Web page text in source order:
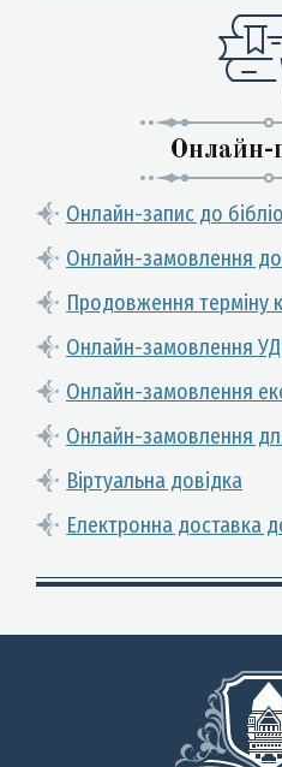
Онлайн-
Онлайн-запис до
Онлайн-замовлення
Продовження терміну
Онлайн-замовлення
Онлайн-замовлення
Онлайн-замовлення
Віртуальна довідка
Електронна доставка